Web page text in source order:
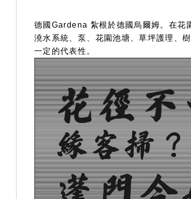
德國Gardena 紮根於德國烏爾姆。在花
澆水系統、泵、花園池塘、草坪護理、
一定的代表性。